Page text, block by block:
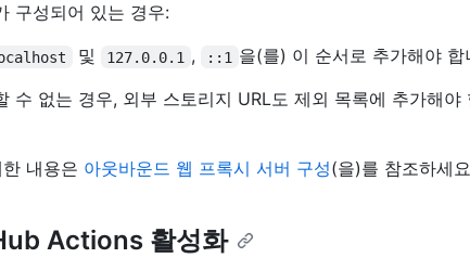
구성되어 있는 경우:
및 127.0.0.1 , ::1 을(를) 이 순서로 추가해야 합
수 없는 경우, 외부 스토리지 URL도 제외 목록에 추가해야
내용은 아웃바운드 웹 프록시 서버 구성(을)를 참조하세
Actions 활성화